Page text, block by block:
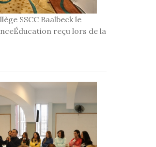
SSCC Baalbeck le
reçu lors de la